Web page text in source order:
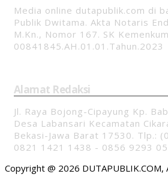
Media online dutapublik.com di
Publik Dwitama. Akta Notaris
M.Kn., Nomor 167. SK
00841845.AH.01.01.Tahun.2023
Alamat Redaksi
Jl. Raya Bojong-Cipayung Kp.
Desa Labansari Kecamatan
Bekasi-Jawa Barat 17530. Tlp.:
0821 1421 1438 - 0856 9293
Copyright @ 2026